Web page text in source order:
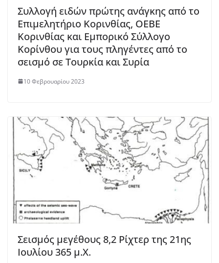
Συλλογή ειδών πρώτης ανάγκης από το
Επιμελητήριο Κορινθίας, ΟΕΒΕ
Κορινθίας και Εμπορικό Σύλλογο
Κορίνθου για τους πληγέντες από το
σεισμό σε Τουρκία και Συρία
10 Φεβρουαρίου 2023
Σεισμός μεγέθους 8,2 Ρίχτερ της 21ης
Ιουλίου 365 μ.Χ.